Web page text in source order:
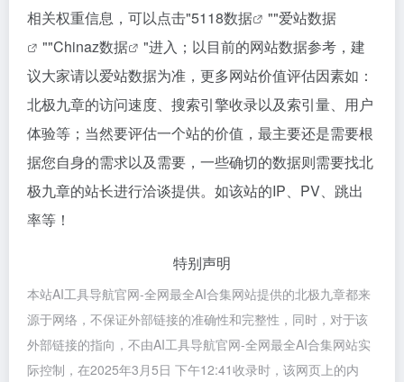
相关权重信息，可以点击"5118数据 ""爱站数据
""Chinaz数据
"进入；以目前的网站数据参考，建
议大家请以爱站数据为准，更多网站价值评估因素如：
北极九章的访问速度、搜索引擎收录以及索引量、用户
体验等；当然要评估一个站的价值，最主要还是需要根
据您自身的需求以及需要，一些确切的数据则需要找北
极九章的站长进行洽谈提供。如该站的IP、PV、跳出
率等！
特别声明
本站AI工具导航官网-全网最全AI合集网站提供的北极九章都来
源于网络，不保证外部链接的准确性和完整性，同时，对于该
外部链接的指向，不由AI工具导航官网-全网最全AI合集网站实
际控制，在2025年3月5日 下午12:41收录时，该网页上的内